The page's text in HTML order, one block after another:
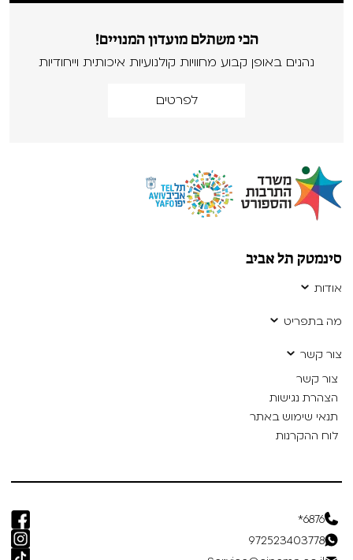
הכי משתלם מועדון המנויים!
נהנים באופן קבוע מחוויות קולנועיות איכותית וייחודיות
לפרטים
סינמטק תל אביב
אודות
מה בתפריט
צור קשר
צור קשר
הצהרת נגישות
תנאי שימוש באתר
לוח ההקרנות
6876*
972523403778